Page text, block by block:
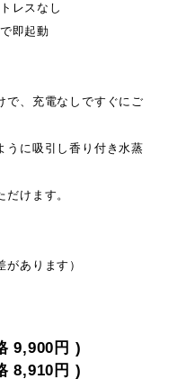
レスなし
即起動
で、充電なしですぐにご
うに吸引し香り付き水蒸
けます。
あります）
9,900円 )
8,910円 )